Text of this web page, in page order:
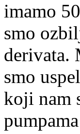
imamo
smo
derivata.
smo
koji nam